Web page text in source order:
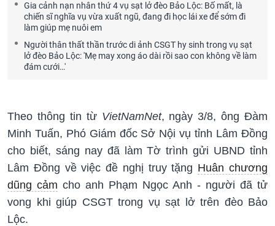
Gia cảnh nạn nhân thứ 4 vụ sạt lở đèo Bảo Lộc: Bố mất, là
chiến sĩ nghĩa vụ vừa xuất ngũ, đang đi học lái xe để sớm đi
làm giúp mẹ nuôi em
Người thân thất thần trước di ảnh CSGT hy sinh trong vụ sạt
lở đèo Bảo Lộc: 'Mẹ may xong áo dài rồi sao con không về làm
đám cưới…'
Theo thông tin từ VietNamNet, ngày 3/8, ông Đàm
Minh Tuấn, Phó Giám đốc Sở Nội vụ tỉnh Lâm Đồng
cho biết, sáng nay đã làm Tờ trình gửi UBND tỉnh
Lâm Đồng về việc đề nghị truy tặng Huân chương
dũng cảm cho anh Phạm Ngọc Anh - người đã tử
vong khi giúp CSGT trong vụ sạt lở trên đèo Bảo
Lộc.